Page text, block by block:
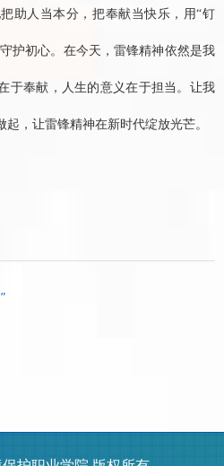
助人当本分，把奉献当快乐，用“钉
护初心。在今天，雷锋精神依然是我
奉献，人生的意义在于担当。让我
，让雷锋精神在新时代绽放光芒。